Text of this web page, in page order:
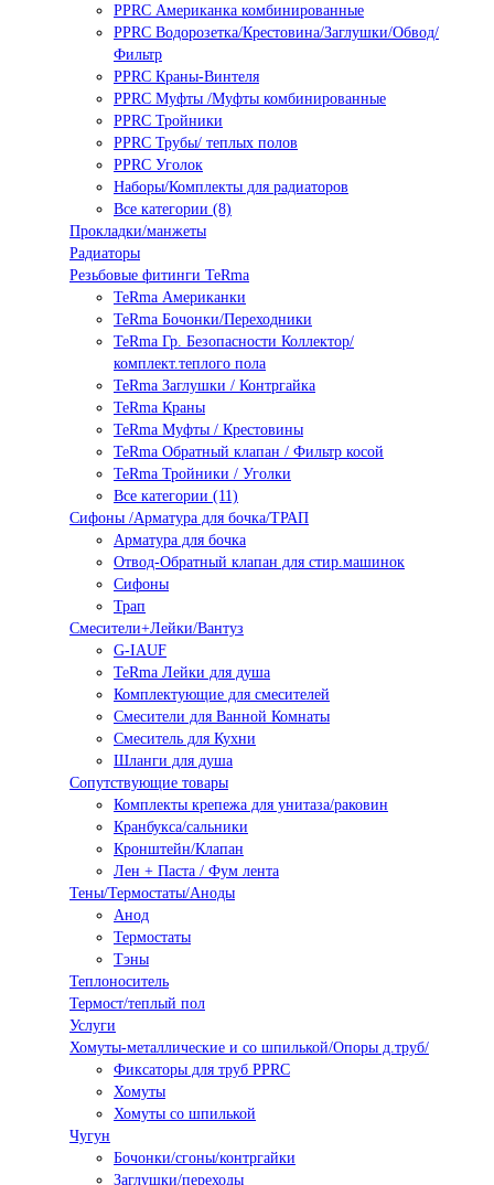
PPRC Американка комбинированные
PPRC Водорозетка/Крестовина/Заглушки/Обвод/
Фильтр
PPRC Краны-Винтеля
PPRC Муфты /Муфты комбинированные
PPRC Тройники
PPRC Трубы/ теплых полов
PPRC Уголок
Наборы/Комплекты для радиаторов
Все категории (8)
Прокладки/манжеты
Радиаторы
Резьбовые фитинги TeRma
TeRma Американки
TeRma Бочонки/Переходники
TeRma Гр. Безопасности Коллектор/
комплект.теплого пола
TeRma Заглушки / Контргайка
TeRma Краны
TeRma Муфты / Крестовины
TeRma Обратный клапан / Фильтр косой
TeRma Тройники / Уголки
Все категории (11)
Сифоны /Арматура для бочка/ТРАП
Арматура для бочка
Отвод-Обратный клапан для стир.машинок
Сифоны
Трап
Смесители+Лейки/Вантуз
G-IAUF
TeRma Лейки для душа
Комплектующие для смесителей
Смесители для Ванной Комнаты
Смеситель для Кухни
Шланги для душа
Сопутствующие товары
Комплекты крепежа для унитаза/раковин
Кранбукса/сальники
Кронштейн/Клапан
Лен + Паста / Фум лента
Тены/Термостаты/Аноды
Анод
Термостаты
Тэны
Теплоноситель
Термост/теплый пол
Услуги
Хомуты-металлические и со шпилькой/Опоры д.труб/
Фиксаторы для труб PPRC
Хомуты
Хомуты со шпилькой
Чугун
Бочонки/сгоны/контргайки
Заглушки/переходы